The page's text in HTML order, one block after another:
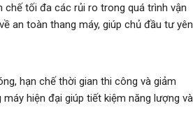
tối đa các rủi ro trong quá trình vận
an toàn thang máy, giúp chủ đầu tư yên
hạn chế thời gian thi công và giảm
hiện đại giúp tiết kiệm năng lượng và